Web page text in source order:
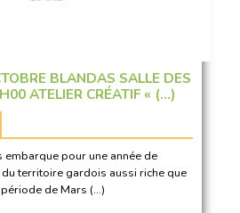
BLANDAS SALLE DES
ATELIER CRÉATIF « (…)
embarque pour une année de
territoire gardois aussi riche que
de Mars (…)